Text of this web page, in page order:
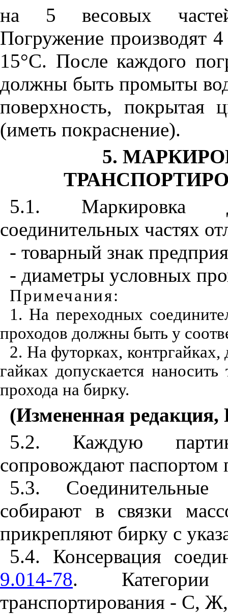
на 5 весовых
Погружение производят
15°С. После каждого
должны быть промыты
поверхность, покрытая
(иметь покраснение).
5.
5.1. Маркировка
соединительных частях
- товарный знак
- диаметры условных
Примечания:
1. На переходных
проходов должны быть у
2. На футорках,
гайках допускается
прохода на бирку.
(Измененная
5.2. Каждую
сопровождают паспортом
5.3.
собирают в связки
прикрепляют бирку с
5.4. Консервация
9.014-78.
транспортирования - С,